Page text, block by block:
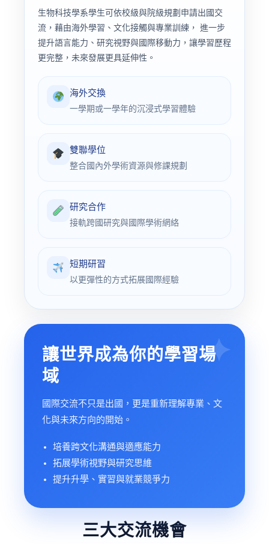
生物科技學系學生可依校級與院級規劃申請出國交
流，藉由海外學習、文化接觸與專業訓練， 進一步
提升語言能力、研究視野與國際移動力，讓學習歷程
更完整，未來發展更具延伸性。
海外交換
一學期或一學年的沉浸式學習體驗
雙聯學位
整合國內外學術資源與修課規劃
研究合作
接軌跨國研究與國際學術網絡
短期研習
以更彈性的方式拓展國際經驗
讓世界成為你的學習場
域
國際交流不只是出國，更是重新理解專業、文
化與未來方向的開始。
培養跨文化溝通與適應能力
拓展學術視野與研究思維
提升升學、實習與就業競爭力
三大交流機會